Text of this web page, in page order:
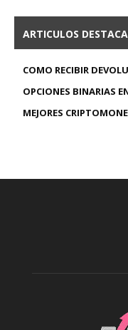
ARTICULOS
COMO RECIBIR
OPCIONES BINARIAS
MEJORES